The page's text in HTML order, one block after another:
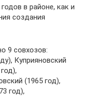
в районе, как и
создания
9 совхозов:
Куприяновский
(1965 год),
год),